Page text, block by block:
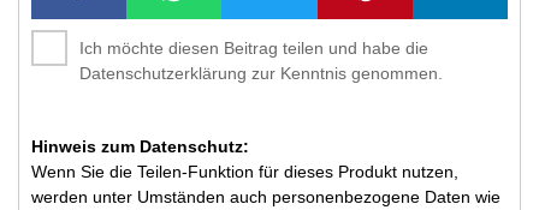
Ich möchte diesen Beitrag teilen und habe die
Datenschutzerklärung zur Kenntnis genommen.
Hinweis zum Datenschutz:
Wenn Sie die Teilen-Funktion für dieses Produkt nutzen,
werden unter Umständen auch personenbezogene Daten wie